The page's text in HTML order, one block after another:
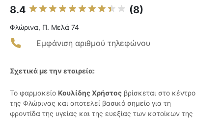
8.4 (8)
Φλώρινα, Π. Μελά 74
Εμφάνιση αριθμού τηλεφώνου
Σχετικά με την εταιρεία:
Το φαρμακείο Κουλίδης Χρήστος βρίσκεται στο κέντρο
της Φλώρινας και αποτελεί βασικό σημείο για τη
φροντίδα της υγείας και της ευεξίας των κατοίκων της